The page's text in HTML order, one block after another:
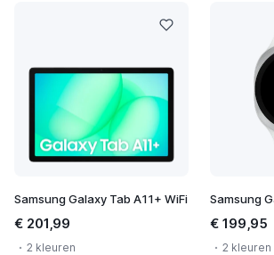
Samsung Galaxy Tab A11+ WiFi
€ 201,99
2 kleuren
€ 199,95
2 kleuren